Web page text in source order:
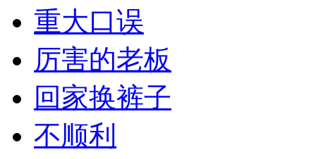
重大口误
厉害的老板
回家换裤子
不顺利